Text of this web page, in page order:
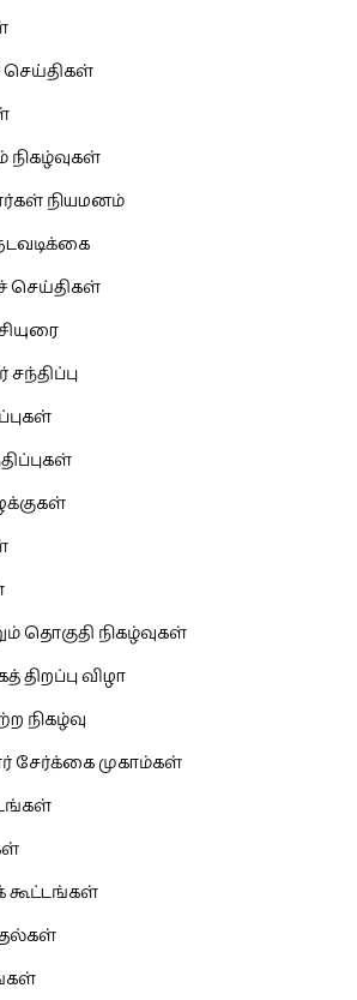
செய்திகள்
நிகழ்வுகள்
நியமனம்
செய்திகள்
தொகுதி நிகழ்வுகள்
திறப்பு விழா
நிகழ்வு
சேர்க்கை முகாம்கள்
கூட்டங்கள்